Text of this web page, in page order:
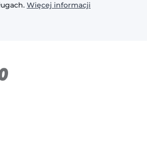
Więcej informacji